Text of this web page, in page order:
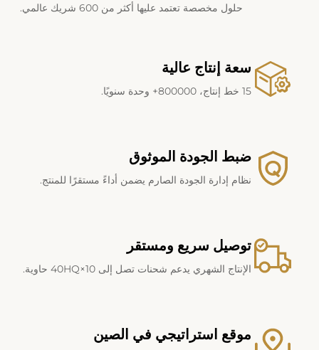
حلول مخصصة تعتمد عليها أكثر من 600 شريك عالمي.
سعة إنتاج عالية
15 خط إنتاج، 800000+ وحدة سنويًا.
ضبط الجودة الموثوق
نظام إدارة الجودة الصارم يضمن أداءً مستقرًا للمنتج.
توصيل سريع ومستقر
الإنتاج الشهري يدعم شحنات تصل إلى 10×40HQ حاوية.
موقع استراتيجي في الصين